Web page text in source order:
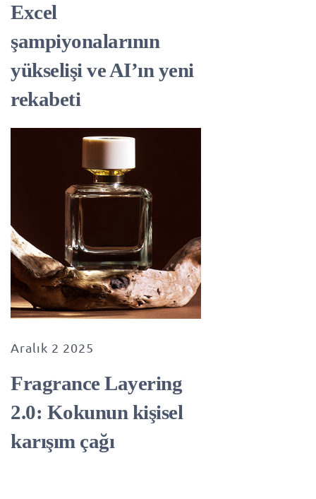
Excel
şampiyonalarının
yükselişi ve AI’ın yeni
rekabeti
Aralık 2 2025
Fragrance Layering
2.0: Kokunun kişisel
karışım çağı